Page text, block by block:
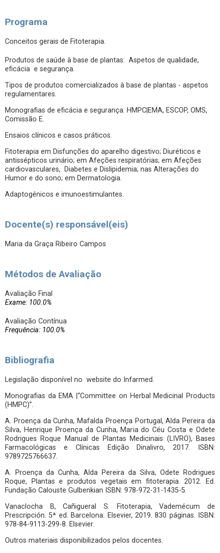
Programa
Conceitos gerais de Fitoterapia.
Produtos de saúde à base de plantas: Aspetos de qualidade,
eficácia e segurança.
Tipos de produtos comercializados à base de plantas - aspetos
regulamentares.
Monografias de eficácia e segurança: HMPC|EMA, ESCOP, OMS,
Comissão E.
Ensaios clínicos e casos práticos.
Fitoterapia em Disfunções do aparelho digestivo; Diuréticos e
antissépticos urinário; em Afeções respiratórias; em Afeções
cardiovasculares, Diabetes e Dislipidemia; nas Alterações do
Humor e do sono; em Dermatologia.
Adaptogénicos e imunoestimulantes.
Docente(s) responsável(eis)
Maria da Graça Ribeiro Campos
Métodos de Avaliação
Avaliação Final
Exame: 100.0%
Avaliação Contínua
Frequência: 100.0%
Bibliografia
Legislação disponível no website do Infarmed.
Monografias da EMA |“Committee on Herbal Medicinal Products
(HMPC)”.
A. Proença da Cunha, Mafalda Proença Portugal, Alda Pereira da
Silva, Henrique Proença da Cunha, Maria do Céu Costa e Odete
Rodrigues Roque Manual de Plantas Medicinais (LIVRO), Bases
Farmacológicas e Clínicas Edição Dinalivro, 2017. ISBN:
9789725766637.
A. Proença da Cunha, Alda Pereira da Silva, Odete Rodrigues
Roque, Plantas e produtos vegetais em fitoterapia. 2012. Ed.
Fundação Calouste Gulbenkian ISBN: 978-972-31-1435-5.
Vanaclocha B, Cañigueral S. Fitoterapia, Vademécum de
Prescripción. 5ª ed. Barcelona: Elsevier, 2019. 830 páginas. ISBN:
978-84-9113-299-8. Elsevier.
Outros materiais disponibilizados pelos docentes.